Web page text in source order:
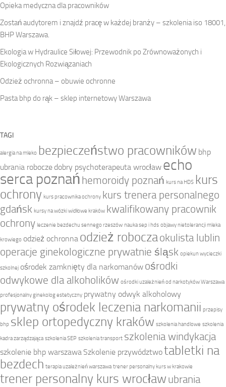
Opieka medyczna dla pracowników
Zostań audytorem i znajdź pracę w każdej branży – szkolenia iso 18001,
BHP Warszawa.
Ekologia w Hydraulice Siłowej: Przewodnik po Zrównoważonych i
Ekologicznych Rozwiązaniach
Odzież ochronna – obuwie ochronne
Pasta bhp do rąk – sklep internetowy Warszawa
TAGI
alergia na mleko bezpieczeństwo pracowników bhp
ubrania robocze dobry psychoterapeuta wrocław echo
serca poznań hemoroidy poznań kurs na HDS kurs
ochrony kurs pracownika ochrony kurs trenera personalnego
gdańsk kursy na wózki widłowe kraków kwalifikowany pracownik
ochrony leczenie bezdechu sennego rzeszów nauka sep i hds objawy nietolerancji mleka
krowiego odzież ochronna odzież roboczaokulista lublin
operacje ginekologiczne prywatnie śląsk opiekun wycieczki
szkolnej ośrodek zamknięty dla narkomanów ośrodki
odwykowe dla alkoholików ośrodki uzależnień od narkotyków Warszawa
profesjonalny ginekolog estetyczny prywatny odwyk alkoholowy
prywatny ośrodek leczenia narkomanii przepisy
bhp sklep ortopedyczny kraków szkolenia handlowe szkolenia
kadra zarządzająca szkolenia SEP szkolenia transport szkolenia windykacja
szkolenie bhp warszawa Szkolenie przywództwotabletki na
bezdech terapia uzależnień warszawa trener personalny kurs w krakowie
trener personalny kurs wrocław ubrania